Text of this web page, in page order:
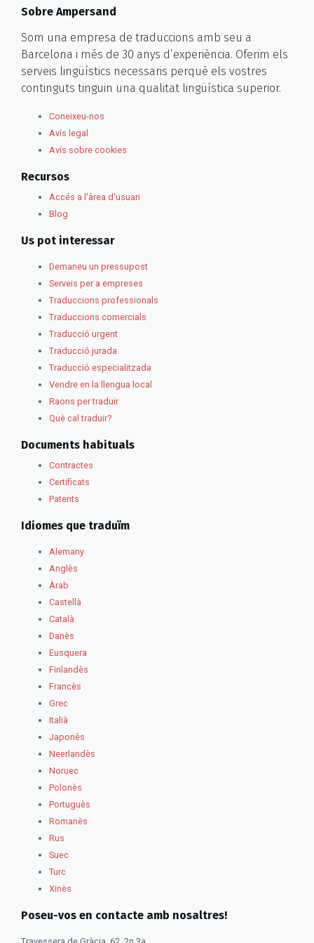
Sobre Ampersand
Som una empresa de traduccions amb seu a
Barcelona i més de 30 anys d’experiència. Oferim els
serveis lingüístics necessaris perquè els vostres
continguts tinguin una qualitat lingüística superior.
Coneixeu-nos
Avís legal
Avís sobre cookies
Recursos
Accés a l'àrea d'usuari
Blog
Us pot interessar
Demaneu un pressupost
Serveis per a empreses
Traduccions professionals
Traduccions comercials
Traducció urgent
Traducció jurada
Traducció especialitzada
Vendre en la llengua local
Raons per traduir
Què cal traduir?
Documents habituals
Contractes
Certificats
Patents
Idiomes que traduïm
Alemany
Anglès
Àrab
Castellà
Català
Danès
Eusquera
Finlandès
Francès
Grec
Italià
Japonès
Neerlandès
Noruec
Polonès
Portuguès
Romanès
Rus
Suec
Turc
Xinès
Poseu-vos en contacte amb nosaltres!